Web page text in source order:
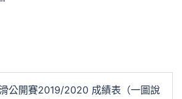
公開賽2019/2020 成績表（一圖說